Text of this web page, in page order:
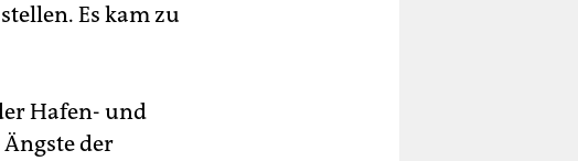
Es kam zu
Hafen- und
der